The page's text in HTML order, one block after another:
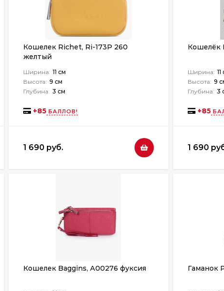
Кошелек Richet, Ri-173P 260
желтый
Ширина: 11 см
Высота: 9 см
Глубина: 3 см
+85 БАЛЛОВ!
1 690 руб.
Кошелёк
Ширина: 11
Высота: 9
Глубина: 3
+85
1 690
Кошелек Baggins, А00276 фуксия Гаманок